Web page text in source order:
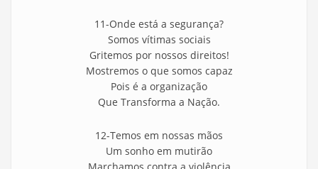
11-Onde está a segurança?
Somos vítimas sociais
Gritemos por nossos direitos!
Mostremos o que somos capaz
Pois é a organização
Que Transforma a Nação.
12-Temos em nossas mãos
Um sonho em mutirão